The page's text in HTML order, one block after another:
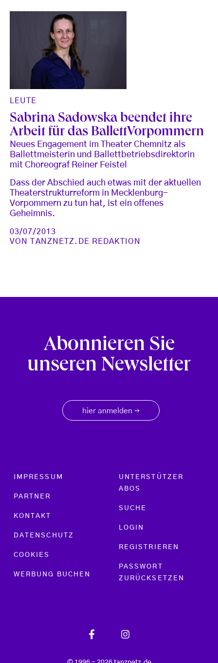
LEUTE
Sabrina Sadowska beendet ihre
Arbeit für das BallettVorpommern
Neues Engagement im Theater Chemnitz als
Ballettmeisterin und Ballettbetriebsdirektorin
mit Choreograf Reiner Feistel
Dass der Abschied auch etwas mit der aktuellen
Theaterstrukturreform in Mecklenburg-
Vorpommern zu tun hat, ist ein offenes
Geheimnis.
03/07/2013
VON
TANZNETZ.DE REDAKTION
Abonnieren Sie
unseren Newsletter
hier anmelden →
Footer menu
IMPRESSUM
PARTNER
KONTAKT
DATENSCHUTZ
COOKIES
WERBUNG BUCHEN
UNTERSTÜTZER
ABOS
SUCHE
LOGIN
REGISTRIEREN
PASSWORT
ZURÜCKSETZEN